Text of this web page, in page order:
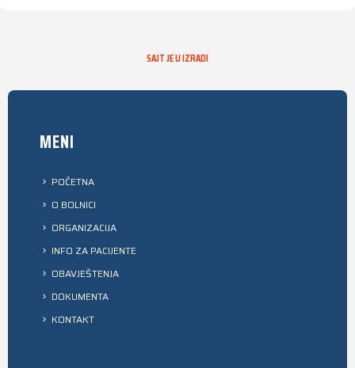
SAJT JE U IZRADI
MENI
POČETNA
O BOLNICI
ORGANIZACIJA
INFO ZA PACIJENTE
OBAVJEŠTENJA
DOKUMENTA
KONTAKT